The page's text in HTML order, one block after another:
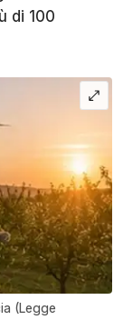
di 100
(Legge